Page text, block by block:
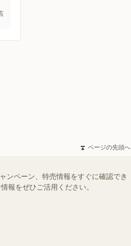
ページの先頭へ
ンペーン、特売情報をすぐに確認でき
報をぜひご活用ください。